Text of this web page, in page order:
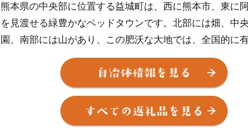
熊本県の中央部に位置する益城町は、西に熊本市、東に
を見渡せる緑豊かなベッドタウンです。北部には畑、中
園、南部には山があり、この肥沃な大地では、全国的に
カやヒノヒカリ、果物などの栽培が盛んに行われている都
の調和がとれたまちです。
四季折々の変化も豊かで、春は秋津川の桜、夏は蛍、秋は
しい景観があふれています。
阿蘇くまもと空港や益城熊本空港ICを有する便利な町、熊